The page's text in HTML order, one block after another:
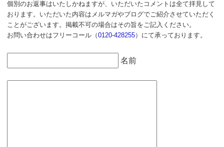
個別のお返事はいたしかねますが、いただいたコメントは全て拝見して
おります。いただいた内容はメルマガやブログでご紹介させていただく
ことがございます。掲載不可の場合はその旨をご記入ください。
お問い合わせはフリーコール（0120-428255）にて承っております。
名前